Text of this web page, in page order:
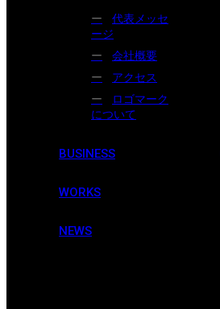
代表メッセ
ージ
会社概要
アクセス
ロゴマーク
について
BUSINESS
WORKS
NEWS